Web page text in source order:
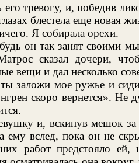
тревогу, и, победив
блестела еще новая
Я собирала орехи.
он так занят своими
сказал дочери,
вещи и дал несколько
заложи мое ружье и
скоро вернется». Не
и, вскинув мешок за
вслед, пока он не
работ предстояло ей,